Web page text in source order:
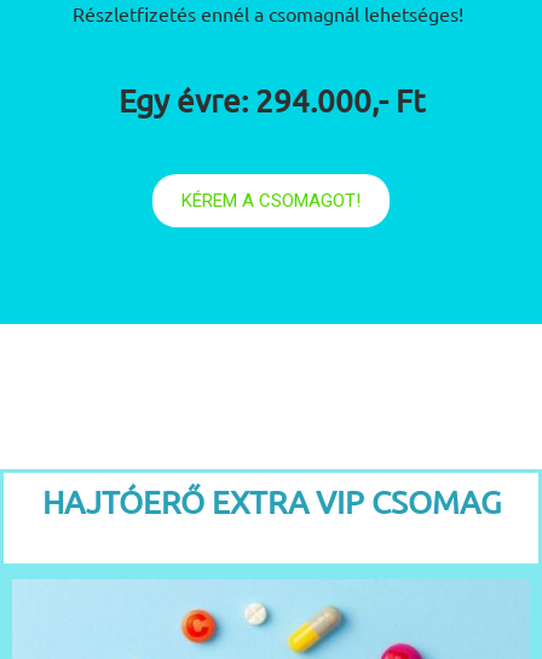
Részletfizetés ennél a csomagnál lehetséges!
Egy évre: 294.000,- Ft
KÉREM A CSOMAGOT!
HAJTÓERŐ EXTRA VIP CSOMAG